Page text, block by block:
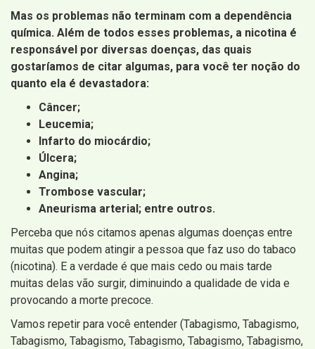
Mas os problemas não terminam com a dependência
química. Além de todos esses problemas, a nicotina é
responsável por diversas doenças, das quais
gostaríamos de citar algumas, para você ter noção do
quanto ela é devastadora:
Câncer;
Leucemia;
Infarto do miocárdio;
Úlcera;
Angina;
Trombose vascular;
Aneurisma arterial; entre outros.
Perceba que nós citamos apenas algumas doenças entre
muitas que podem atingir a pessoa que faz uso do tabaco
(nicotina). E a verdade é que mais cedo ou mais tarde
muitas delas vão surgir, diminuindo a qualidade de vida e
provocando a morte precoce.
Vamos repetir para você entender (Tabagismo, Tabagismo,
Tabagismo, Tabagismo, Tabagismo, Tabagismo, Tabagismo,